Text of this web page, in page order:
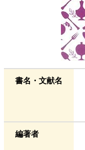
書名・文献名
編著者